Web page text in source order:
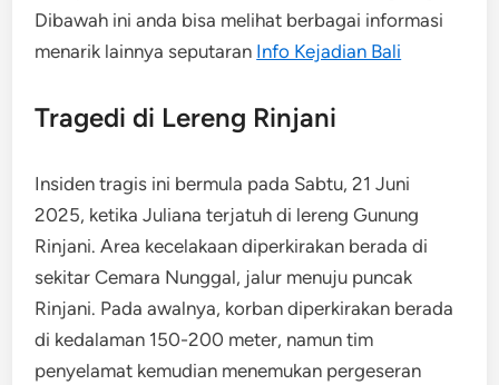
Dibawah ini anda bisa melihat berbagai informasi
menarik lainnya seputaran Info Kejadian Bali
Tragedi di Lereng Rinjani
Insiden tragis ini bermula pada Sabtu, 21 Juni
2025, ketika Juliana terjatuh di lereng Gunung
Rinjani. Area kecelakaan diperkirakan berada di
sekitar Cemara Nunggal, jalur menuju puncak
Rinjani. Pada awalnya, korban diperkirakan berada
di kedalaman 150-200 meter, namun tim
penyelamat kemudian menemukan pergeseran